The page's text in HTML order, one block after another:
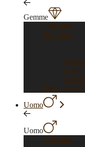
Gemme
Vedi tutti
Diamanti
Vedi
Pietre
Uomo
Uomo
Vedi tutti